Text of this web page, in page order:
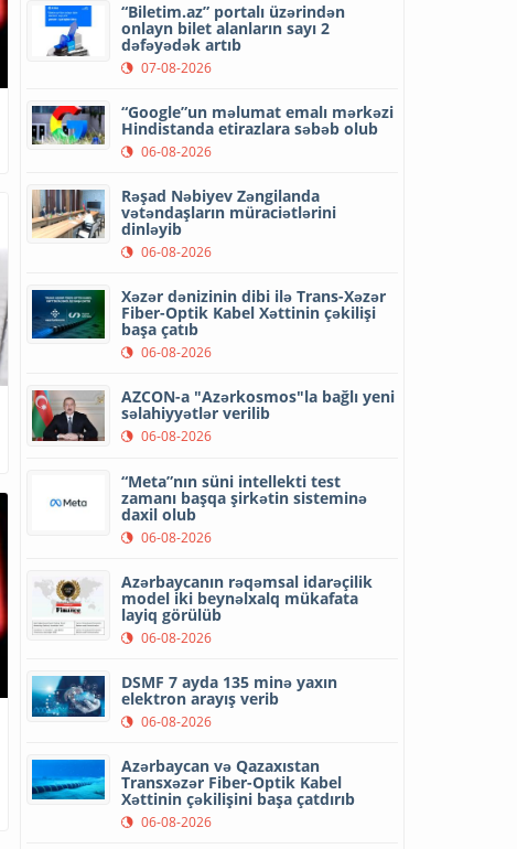
“Biletim.az” portalı üzərindən
onlayn bilet alanların sayı 2
dəfəyədək artıb
07-08-2026
“Google”un məlumat emalı mərkəzi
Hindistanda etirazlara səbəb olub
06-08-2026
Rəşad Nəbiyev Zəngilanda
vətəndaşların müraciətlərini
dinləyib
06-08-2026
Xəzər dənizinin dibi ilə Trans-Xəzər
Fiber-Optik Kabel Xəttinin çəkilişi
başa çatıb
06-08-2026
AZCON-a "Azərkosmos"la bağlı yeni
səlahiyyətlər verilib
06-08-2026
“Meta”nın süni intellekti test
zamanı başqa şirkətin sisteminə
daxil olub
06-08-2026
Azərbaycanın rəqəmsal idarəçilik
model iki beynəlxalq mükafata
layiq görülüb
06-08-2026
DSMF 7 ayda 135 minə yaxın
elektron arayış verib
06-08-2026
Azərbaycan və Qazaxıstan
Transxəzər Fiber-Optik Kabel
Xəttinin çəkilişini başa çatdırıb
06-08-2026